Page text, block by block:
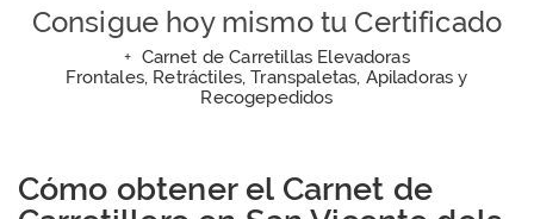
Consigue hoy mismo tu Certificado
+ Carnet de Carretillas Elevadoras
Frontales, Retráctiles, Transpaletas, Apiladoras y
Recogepedidos
Cómo obtener el Carnet de